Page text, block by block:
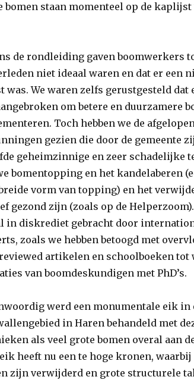
bomen staan ​​momenteel op de kaplijst
de rondleiding gaven boomwerkers
niet ideaal waren en dat er een
was. We waren zelfs gerustgesteld dat
om betere en duurzamere
Toch hebben we de
gezien die door de gemeente
geheimzinnige en zeer schadelijke
bomentopping en het kandelaberen
vorm van topping) en het
gezond zijn (zoals op de
in diskrediet gebracht door
zoals we hebben betoogd met
artikelen en schoolboeken tot
van boomdeskundigen met PhD’s.
werd een monumentale eik in
in Haren behandeld met
als veel grote bomen overal aan
heeft nu een te hoge kronen,
zijn verwijderd en grote structurele